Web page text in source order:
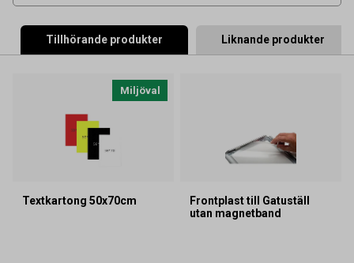
Tillhörande produkter Liknande produkter
Miljöval
Textkartong 50x70cm
Frontplast till Gatuställ
utan magnetband